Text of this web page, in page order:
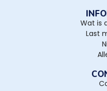
Wat is
Last